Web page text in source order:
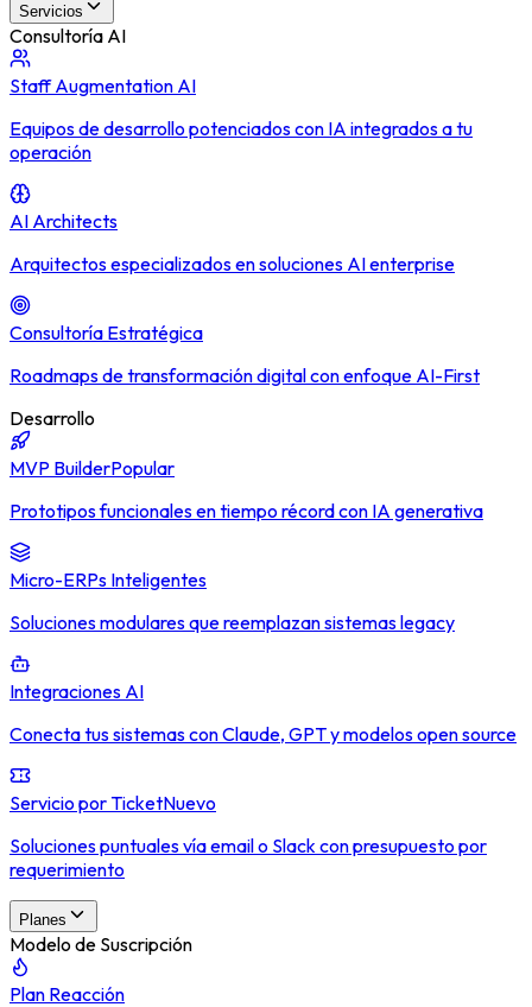
Servicios
Consultoría AI
Staff Augmentation AI
Equipos de desarrollo potenciados con IA integrados a tu
operación
AI Architects
Arquitectos especializados en soluciones AI enterprise
Consultoría Estratégica
Roadmaps de transformación digital con enfoque AI-First
Desarrollo
MVP BuilderPopular
Prototipos funcionales en tiempo récord con IA generativa
Micro-ERPs Inteligentes
Soluciones modulares que reemplazan sistemas legacy
Integraciones AI
Conecta tus sistemas con Claude, GPT y modelos open source
Servicio por TicketNuevo
Soluciones puntuales vía email o Slack con presupuesto por
requerimiento
Planes
Modelo de Suscripción
Plan Reacción